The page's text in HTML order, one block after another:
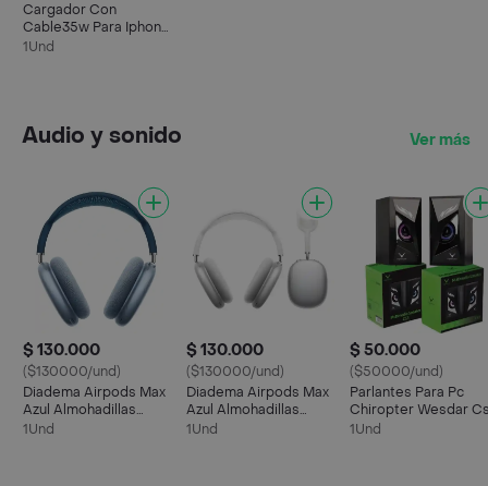
Cargador Con
Cable35w Para Iphone
15, 15 Pro, 16
1Und
Audio y sonido Ver más
$ 130.000
($130000/und)
Diadema Airpods Max
Azul Almohadillas
Bluetooth Replica
1Und
$ 130.000
($130000/und)
Diadema Airpods Max
Azul Almohadillas
Bluetooth Replica
1Und
$ 50.000
($50000/und)
Parlantes Para Pc
Chiropter Wesdar
1Und